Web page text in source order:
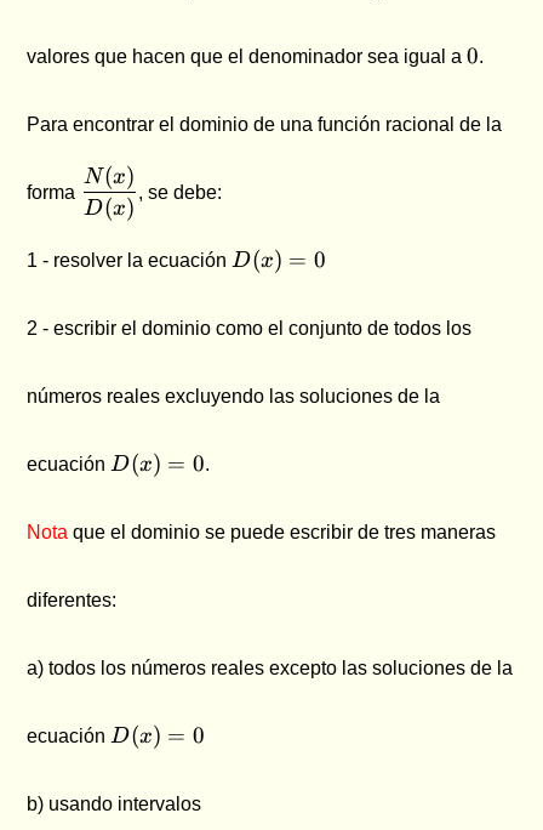
valores que hacen que el denominador sea igual a0.
Para encontrar el dominio de una función racional de la
forma
\dfrac{N(x)}
{D(x)}
D(x)
N(x)
, se debe:
1 - resolver la ecuación = 0
D(x) = 0
2 - escribir el dominio como el conjunto de todos los
números reales excluyendo las soluciones de la
ecuación = 0
D(x) = 0.
Nota que el dominio se puede escribir de tres maneras
diferentes:
a) todos los números reales excepto las soluciones de la
ecuación = 0
D(x) = 0
b) usando intervalos